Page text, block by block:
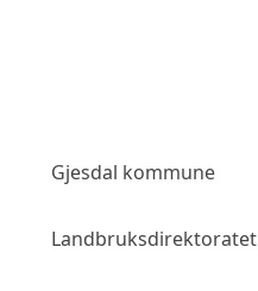
Gjesdal kommune
Landbruksdirektoratet